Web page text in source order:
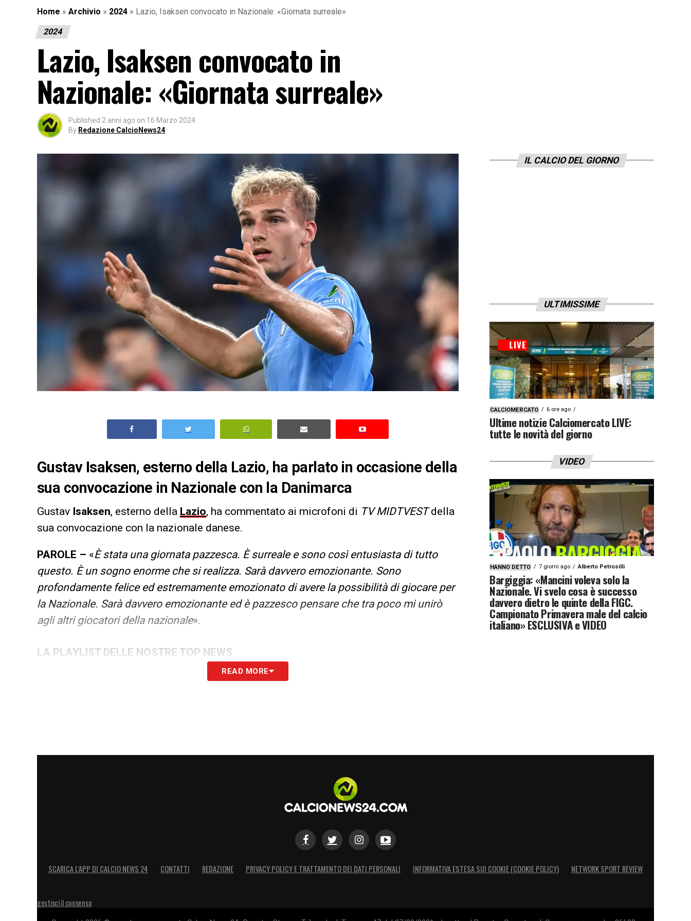
Home » Archivio » 2024 » Lazio, Isaksen convocato in Nazionale: «Giornata surreale»
2024
Lazio, Isaksen convocato in
Nazionale: «Giornata surreale»
Published 2 anni ago on 16 Marzo 2024
By Redazione CalcioNews24
Gustav Isaksen, esterno della Lazio, ha parlato in occasione della
sua convocazione in Nazionale con la Danimarca
Gustav Isaksen, esterno della Lazio, ha commentato ai microfoni di TV MIDTVESTdella
sua convocazione con la nazionale danese.
PAROLE – «È stata una giornata pazzesca. È surreale e sono così entusiasta di tutto
questo. È un sogno enorme che si realizza. Sarà davvero emozionante. Sono
profondamente felice ed estremamente emozionato di avere la possibilità di giocare per
la Nazionale. Sarà davvero emozionante ed è pazzesco pensare che tra poco mi unirò
agli altri giocatori della nazionale».
LA PLAYLIST DELLE NOSTRE TOP NEWS
READ MORE
IL CALCIO DEL GIORNO
ULTIMISSIME
CALCIOMERCATO 6 ore ago
Ultime notizie Calciomercato LIVE:
tutte le novità del giorno
VIDEO
HANNO DETTO 7 giorni ago Alberto Petrosilli
Bargiggia: «Mancini voleva solo la
Nazionale. Vi svelo cosa è successo
davvero dietro le quinte della FIGC.
Campionato Primavera male del calcio
italiano» ESCLUSIVA e VIDEO
SCARICA L’APP DI CALCIO NEWS 24 CONTATTI REDAZIONE PRIVACY POLICY E TRATTAMENTO DEI DATI PERSONALI INFORMATIVA ESTESA SUI COOKIE (COOKIE POLICY) NETWORK SPORT REVIEW
gestisci il consenso